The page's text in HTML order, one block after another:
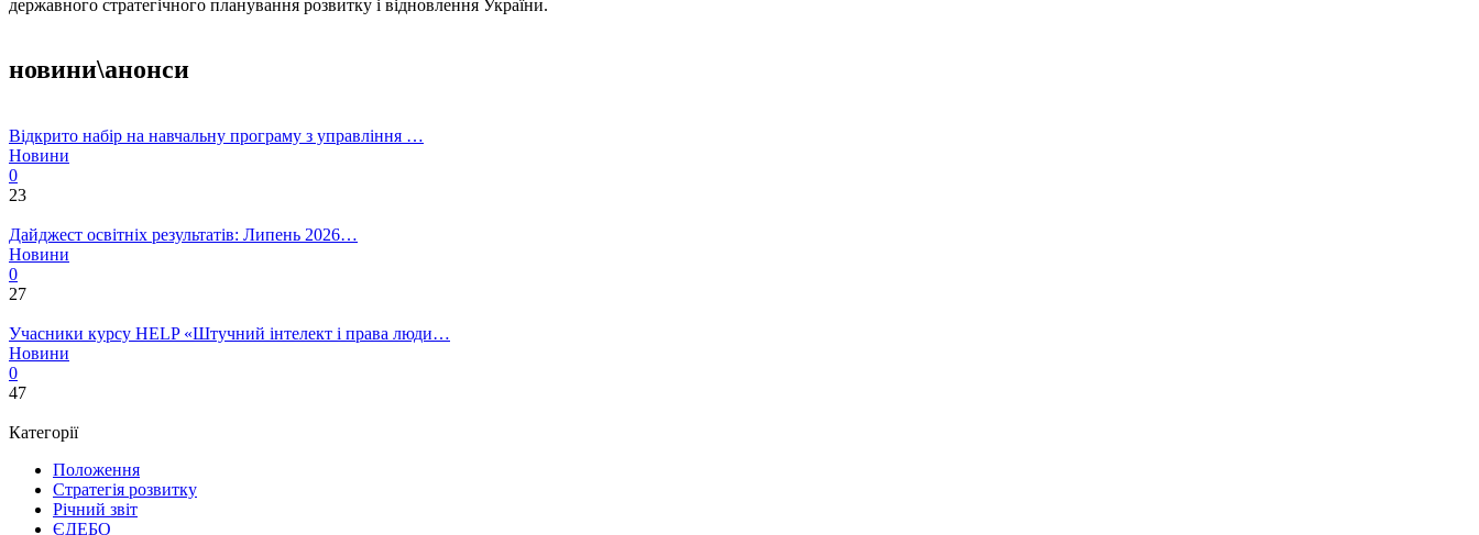
державного стратегічного планування розвитку і відновлення України.
новини\анонси
Відкрито набір на навчальну програму з управління …
Новини
0
23
Дайджест освітніх результатів: Липень 2026…
Новини
0
27
Учасники курсу HELP «Штучний інтелект і права люди…
Новини
0
47
Категорії
Положення
Стратегія розвитку
Річний звіт
ЄДЕБО